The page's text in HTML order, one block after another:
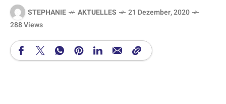
STEPHANIE AKTUELLES
21 Dezember, 2020
288 Views